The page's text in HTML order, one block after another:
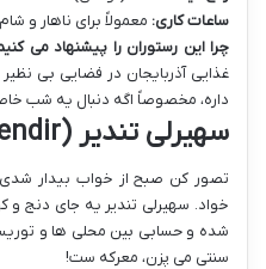
ساعات کاری: معمولاً برای ناهار و
چرا این رستوران را پیشنهاد می
غذایی آذربایجان در فضایی بی
داره، مخصوصاً اگه دنبال یه شب
سهیرلی تندیر (Sehrli Tendir)
تصور کن صبح از خواب بیدار
خواد. سهیرلی تندیر یه جای دنج
شده و حسابی بین محلی ها و
سنتی می پزن، معرکه ست!